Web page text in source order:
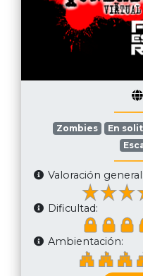
Zombies En
Valoración general:
Dificultad:
Ambientación: